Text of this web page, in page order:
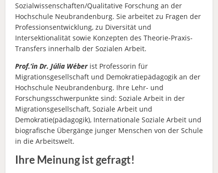
Sozialwissenschaften/Qualitative Forschung an der
Hochschule Neubrandenburg. Sie arbeitet zu Fragen der
Professionsentwicklung, zu Diversität und
Intersektionalität sowie Konzepten des Theorie-Praxis-
Transfers innerhalb der Sozialen Arbeit.
Prof.‘in Dr. Júlia Wéberist Professorin für
Migrationsgesellschaft und Demokratiepädagogik an der
Hochschule Neubrandenburg. Ihre Lehr- und
Forschungsschwerpunkte sind: Soziale Arbeit in der
Migrationsgesellschaft, Soziale Arbeit und
Demokratie(pädagogik), Internationale Soziale Arbeit und
biografische Übergänge junger Menschen von der Schule
in die Arbeitswelt.
Ihre Meinung ist gefragt!